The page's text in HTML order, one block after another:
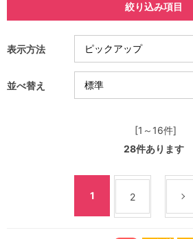
絞り込み項目
表示方法
並べ替え
[1～16件]
28件あります
1 2